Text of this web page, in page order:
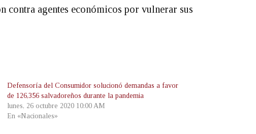
contra agentes económicos por vulnerar sus
Defensoría del Consumidor solucionó demandas a favor
de 126,356 salvadoreños durante la pandemia
lunes, 26 octubre 2020 10:00 AM
En «Nacionales»